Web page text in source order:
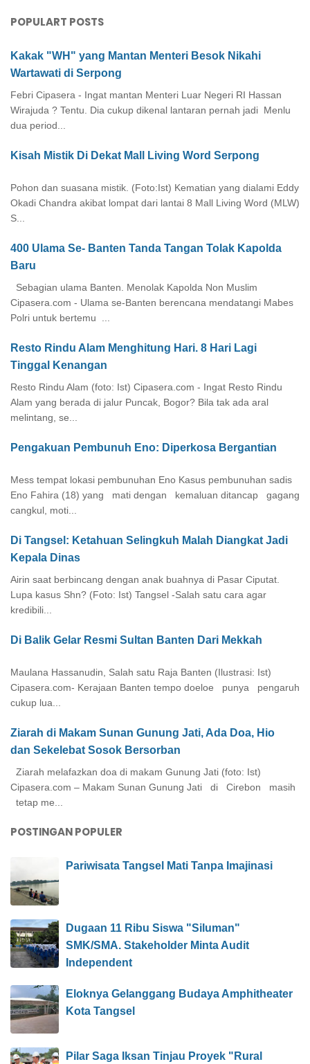
POPULART POSTS
Kakak "WH" yang Mantan Menteri Besok Nikahi
Wartawati di Serpong
Febri Cipasera - Ingat mantan Menteri Luar Negeri RI Hassan
Wirajuda ? Tentu. Dia cukup dikenal lantaran pernah jadi Menlu
dua period...
Kisah Mistik Di Dekat Mall Living Word Serpong
Pohon dan suasana mistik. (Foto:Ist) Kematian yang dialami Eddy
Okadi Chandra akibat lompat dari lantai 8 Mall Living Word (MLW)
S...
400 Ulama Se- Banten Tanda Tangan Tolak Kapolda
Baru
Sebagian ulama Banten. Menolak Kapolda Non Muslim
Cipasera.com - Ulama se-Banten berencana mendatangi Mabes
Polri untuk bertemu ...
Resto Rindu Alam Menghitung Hari. 8 Hari Lagi
Tinggal Kenangan
Resto Rindu Alam (foto: Ist) Cipasera.com - Ingat Resto Rindu
Alam yang berada di jalur Puncak, Bogor? Bila tak ada aral
melintang, se...
Pengakuan Pembunuh Eno: Diperkosa Bergantian
Mess tempat lokasi pembunuhan Eno Kasus pembunuhan sadis
Eno Fahira (18) yang mati dengan kemaluan ditancap gagang
cangkul, moti...
Di Tangsel: Ketahuan Selingkuh Malah Diangkat Jadi
Kepala Dinas
Airin saat berbincang dengan anak buahnya di Pasar Ciputat.
Lupa kasus Shn? (Foto: Ist) Tangsel -Salah satu cara agar
kredibili...
Di Balik Gelar Resmi Sultan Banten Dari Mekkah
Maulana Hassanudin, Salah satu Raja Banten (Ilustrasi: Ist)
Cipasera.com- Kerajaan Banten tempo doeloe punya pengaruh
cukup lua...
Ziarah di Makam Sunan Gunung Jati, Ada Doa, Hio
dan Sekelebat Sosok Bersorban
Ziarah melafazkan doa di makam Gunung Jati (foto: Ist)
Cipasera.com – Makam Sunan Gunung Jati di Cirebon masih
tetap me...
POSTINGAN POPULER
Pariwisata Tangsel Mati Tanpa Imajinasi
Dugaan 11 Ribu Siswa "Siluman"
SMK/SMA. Stakeholder Minta Audit
Independent
Eloknya Gelanggang Budaya Amphitheater
Kota Tangsel
Pilar Saga Iksan Tinjau Proyek "Rural